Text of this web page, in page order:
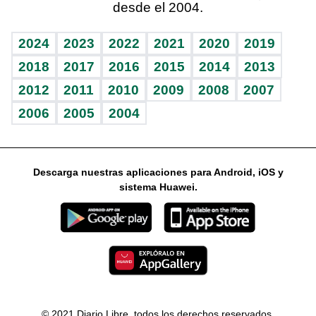
Vida y familia
Eñe
Celebrando la vida
Sin complejos
En pocas palabras
Escuchando al corazón
Economía Personal
Consulta Libre
BRV
TBT Deportivo
Más firmas
Guía del dinero
Horóscopos
desde el 2004.
2024 2023 2022 2021 2020
2019
2018
2017 2016 2015 2014
2013
2012
2011 2010 2009 2008
2007
2006
2005 2004
Descarga nuestras aplicaciones para Android, iOS y
sistema Huawei.